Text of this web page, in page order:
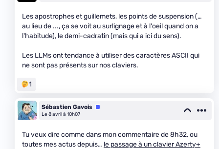
Les apostrophes et guillemets, les points de suspension (…
au lieu de ..., ça se voit au surlignage et à l'oeil quand on a
l'habitude), le demi-cadratin (mais qui a ici du sens).
Les LLMs ont tendance à utiliser des caractères ASCII qui
ne sont pas présents sur nos claviers.
1
Sébastien Gavois Équipe
Le 8 avril à 10h07
Tu veux dire comme dans mon commentaire de 8h32, ou
toutes mes actus depuis… le passage à un clavier Azerty+